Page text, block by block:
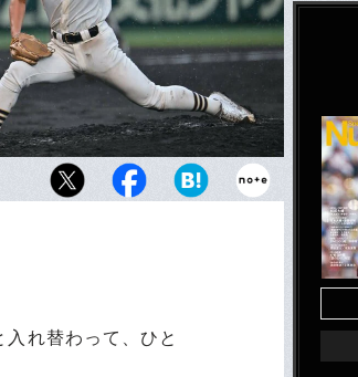
8進出を果たした大社のエース・馬庭優
れ替わって、ひと